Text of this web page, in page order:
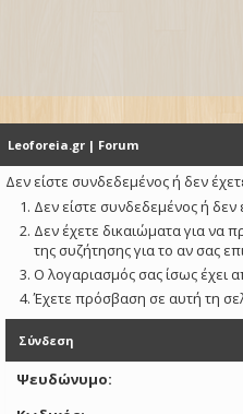
Leoforeia.gr | Forum
Δεν είστε συνδεδεμένος ή δεν
Δεν είστε συνδεδεμένος ή
Δεν έχετε δικαιώματα για να
της συζήτησης για το αν σας
Ο λογαριασμός σας ίσως έχει
Έχετε πρόσβαση σε αυτή τη
Σύνδεση
Ψευδώνυμο: